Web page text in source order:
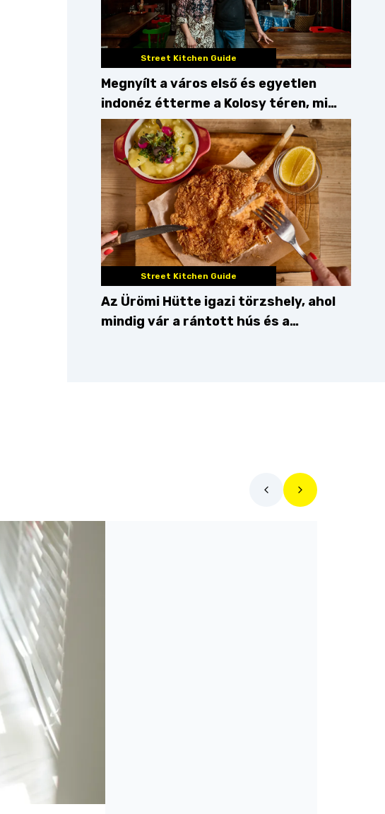
Street Kitchen Guide
Megnyílt a város első és egyetlen
indonéz étterme a Kolosy téren, mi
pedig kipróbáltuk!
Street Kitchen Guide
Az Ürömi Hütte igazi törzshely, ahol
mindig vár a rántott hús és a